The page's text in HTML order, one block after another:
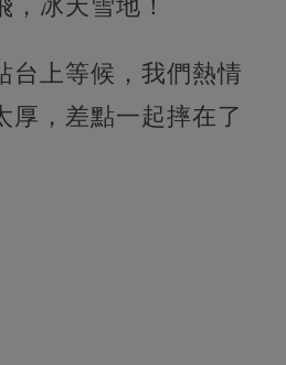
冰天雪地！
台上等候，我們熱情
厚，差點一起摔在了